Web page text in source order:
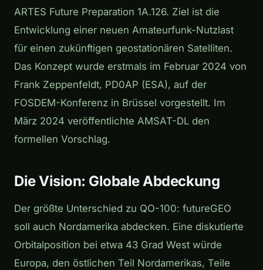
ARTES Future Preparation 1A.126. Ziel ist die
Entwicklung einer neuen Amateurfunk-Nutzlast
für einen zukünftigen geostationären Satelliten.
Das Konzept wurde erstmals im Februar 2024 von
Frank Zeppenfeldt, PD0AP (ESA), auf der
FOSDEM-Konferenz in Brüssel vorgestellt. Im
März 2024 veröffentlichte AMSAT-DL den
formellen Vorschlag.
Die Vision: Globale Abdeckung
Der größte Unterschied zu QO-100: futureGEO
soll auch Nordamerika abdecken. Eine diskutierte
Orbitalposition bei etwa 43 Grad West würde
Europa, den östlichen Teil Nordamerikas, Teile